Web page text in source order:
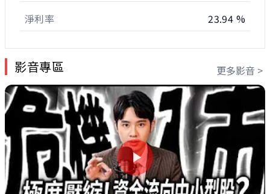
淨利率 23.94 %
影音專區 更多影音 >